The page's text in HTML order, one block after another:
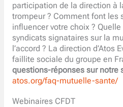
participation de la direction à
trompeur ? Comment font les
influencer votre choix ?
syndicats signataires sur la
l’accord ? La direction d’Atos
faillite sociale du groupe en
questions-réponses sur notre
atos.org/faq-mutuelle-sante/
Webinaires CFDT